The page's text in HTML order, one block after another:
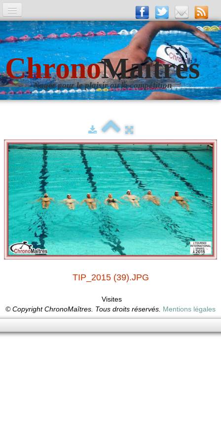
A la Une
Entrainements
La revue
Les numéros
Photos▼
Evènements▼
Livre d'Or
ChronoMaîtres
Nager pour le plaisir ou la compétition
TIP_2015 (39).JPG
Visites
© Copyright ChronoMaîtres. Tous droits réservés. Mentions légales